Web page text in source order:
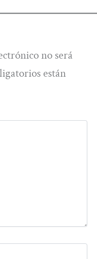
no será
están